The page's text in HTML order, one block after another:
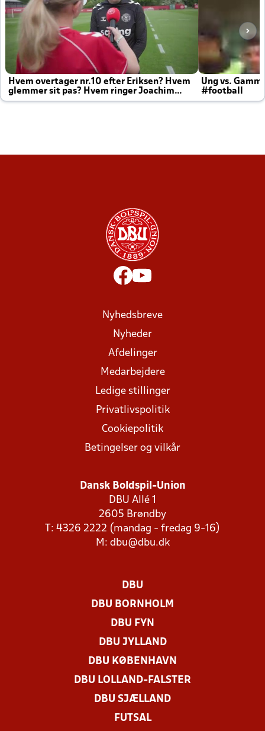
Hvem overtager nr.10 efter Eriksen? Hvem
glemmer sit pas? Hvem ringer Joachim
altid til efter kampe?
Ung vs.
#football
Nyhedsbreve
Nyheder
Afdelinger
Medarbejdere
Ledige stillinger
Privatlivspolitik
Cookiepolitik
Betingelser og vilkår
Dansk Boldspil-Union
DBU Allé 1
2605 Brøndby
T: 4326 2222 (mandag - fredag 9-16)
M: dbu@dbu.dk
DBU
DBU BORNHOLM
DBU FYN
DBU JYLLAND
DBU KØBENHAVN
DBU LOLLAND-FALSTER
DBU SJÆLLAND
FUTSAL